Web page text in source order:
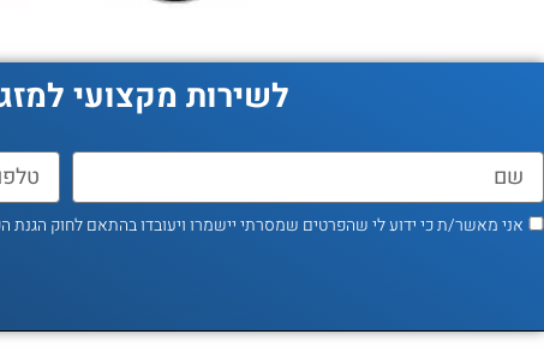
לשירות מקצועי
אני מאשר/ת כי ידוע לי שהפרטים שמסרתי יישמרו ויעובדו בהתאם לחוק הגנת הפרטיות, התשמ"א–1981